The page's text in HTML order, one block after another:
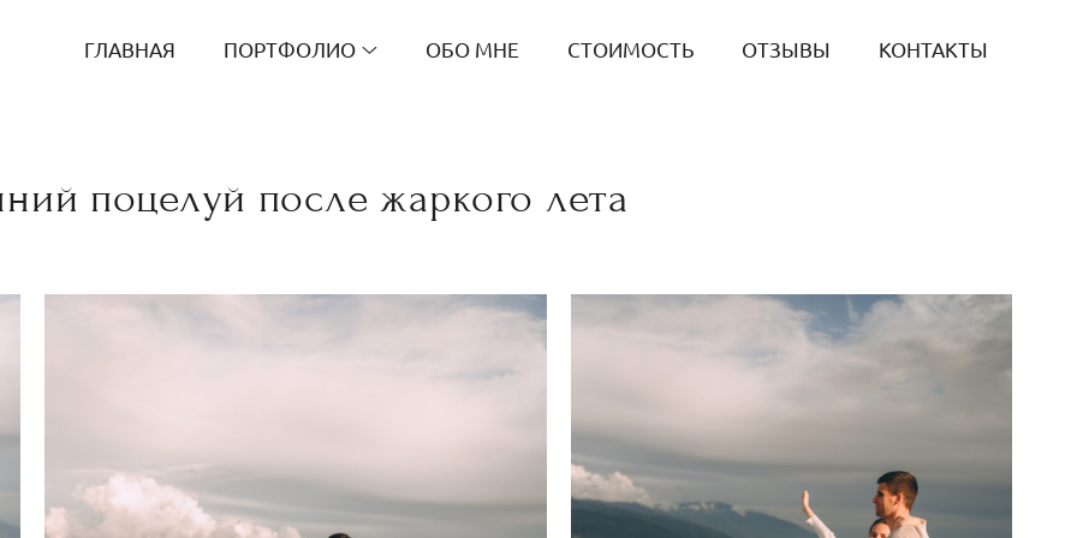
ГЛАВНАЯ ПОРТФОЛИО ОБО МНЕ СТОИМОСТЬ ОТЗЫВЫ КОНТАКТЫ
поцелуй после жаркого лета